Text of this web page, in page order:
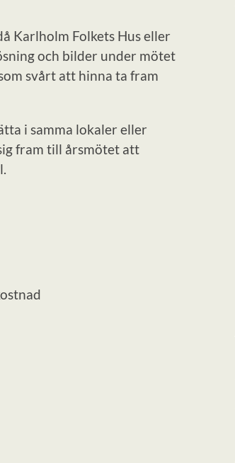
Karlholm Folkets Hus eller
och bilder under mötet
svårt att hinna ta fram
i samma lokaler eller
fram till årsmötet att